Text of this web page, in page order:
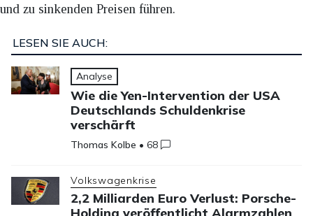
und zu sinkenden Preisen führen.
LESEN SIE AUCH:
Analyse
Wie die Yen-Intervention der USA
Deutschlands Schuldenkrise
verschärft
Thomas Kolbe •68
Volkswagenkrise
2,2 Milliarden Euro Verlust: Porsche-